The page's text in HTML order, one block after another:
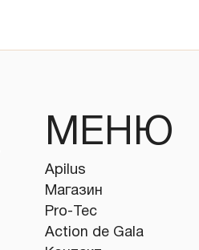
​МЕНЮ
Apilus
Магазин
Pro-Tec
Action de Gala